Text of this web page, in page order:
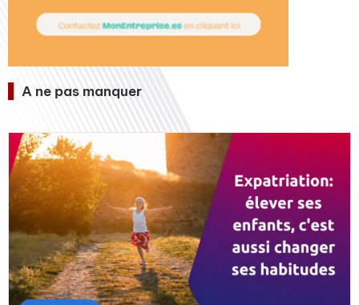
A ne pas manquer